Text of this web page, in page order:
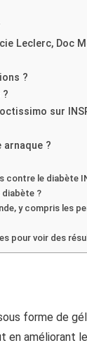
Leclerc, Doc
?
?
sur
arnaque ?
contre le diabète
diabète ?
y compris les
pour voir des
forme de
en